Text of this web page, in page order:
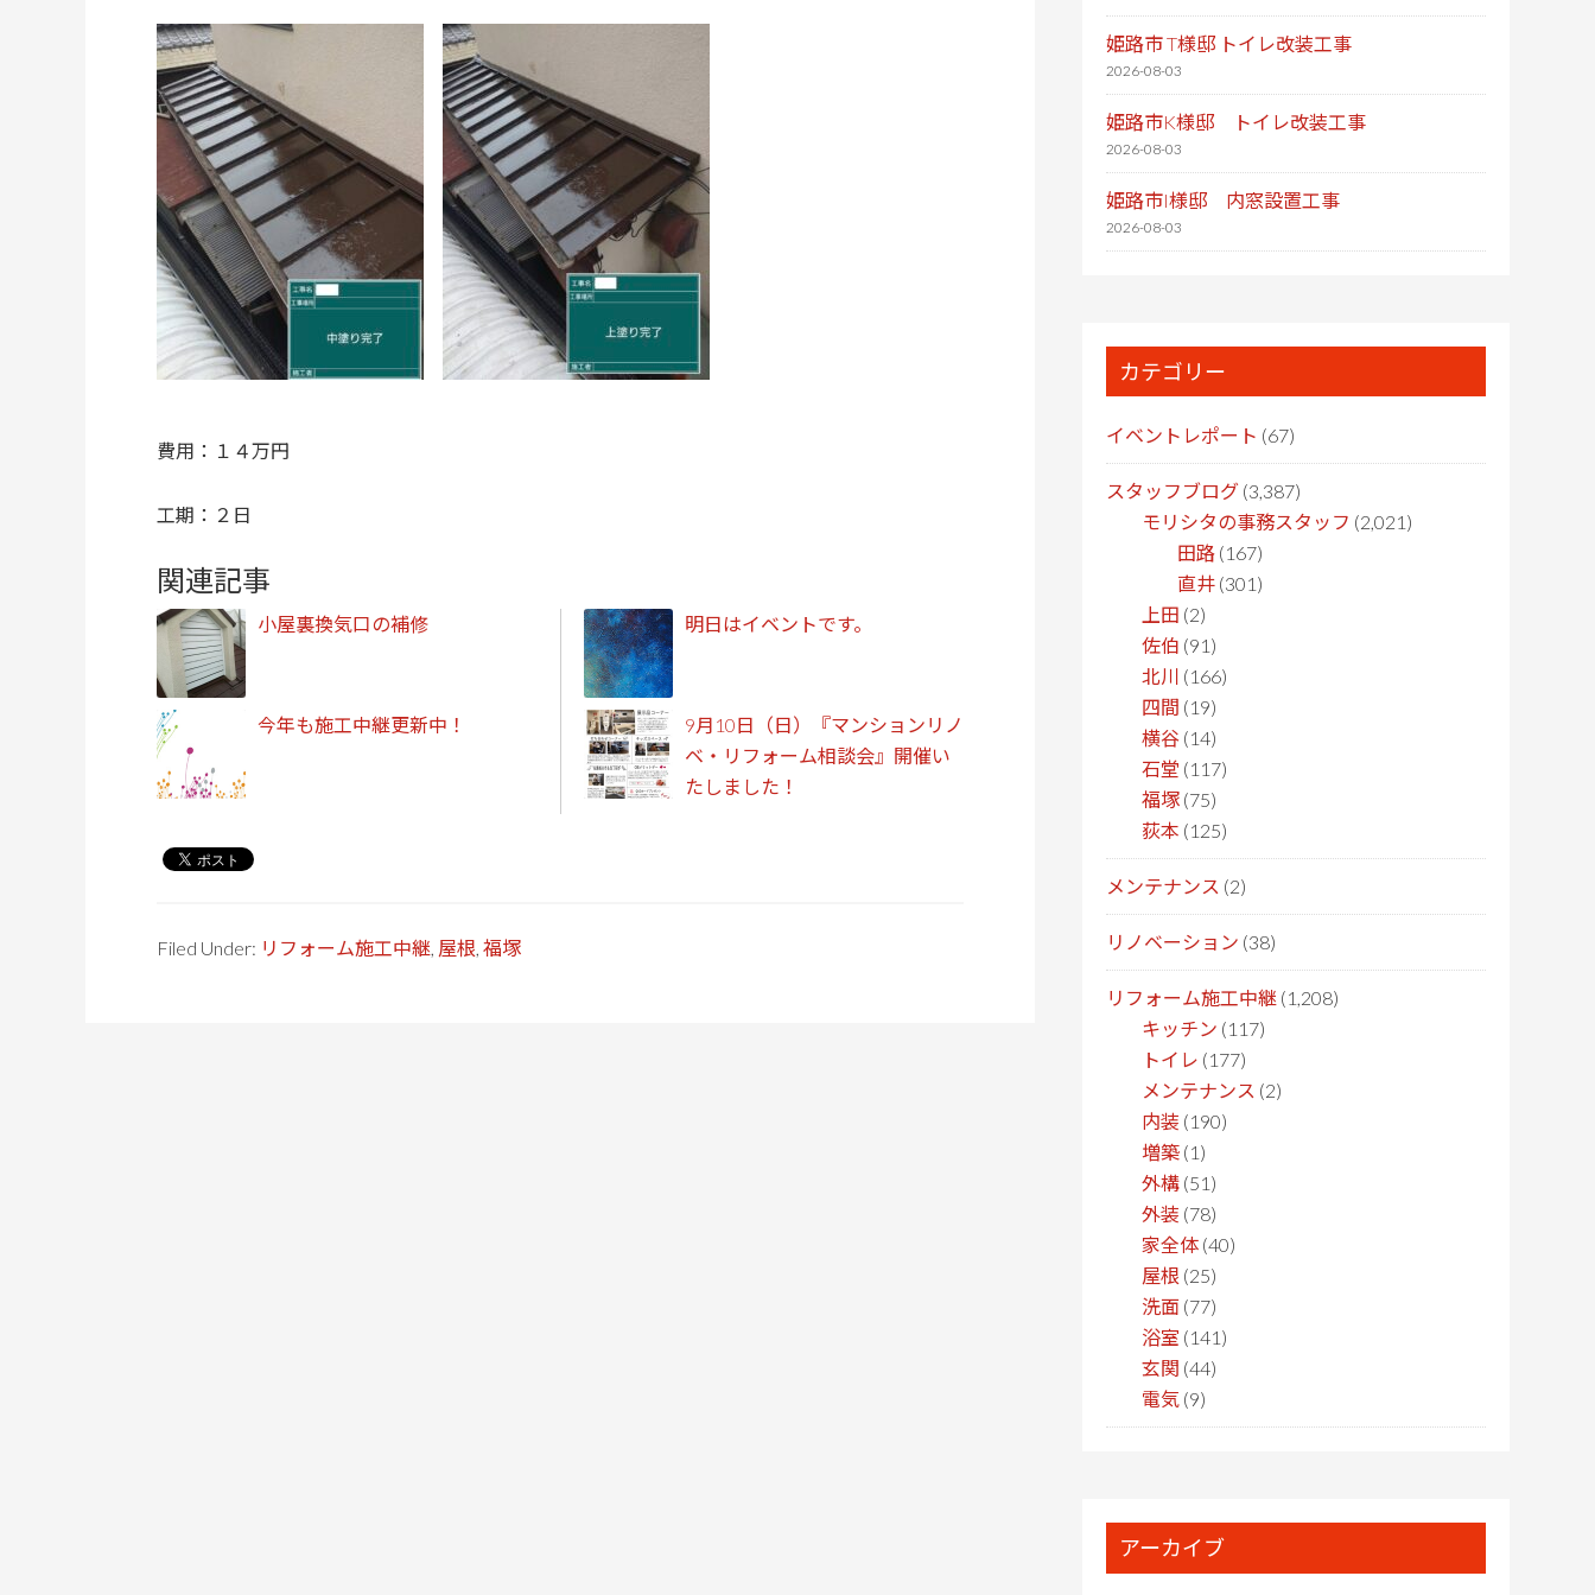
費用：１４万円
工期：２日
関連記事
小屋裏換気口の補修
今年も施工中継更新中！
明日はイベントです。
9月10日（日）『マンションリノ
ベ・リフォーム相談会』開催い
たしました！
Filed Under: リフォーム施工中継, 屋根, 福塚
姫路市 T様邸 トイレ改装工事
2026-08-03
姫路市K様邸 トイレ改装工事
2026-08-03
姫路市I様邸 内窓設置工事
2026-08-03
カテゴリー
イベントレポート (67)
スタッフブログ (3,387)
モリシタの事務スタッフ (2,021)
田路 (167)
直井 (301)
上田 (2)
佐伯 (91)
北川 (166)
四間 (19)
横谷 (14)
石堂 (117)
福塚 (75)
荻本 (125)
メンテナンス (2)
リノベーション (38)
リフォーム施工中継 (1,208)
キッチン (117)
トイレ (177)
メンテナンス (2)
内装 (190)
増築 (1)
外構 (51)
外装 (78)
家全体 (40)
屋根 (25)
洗面 (77)
浴室 (141)
玄関 (44)
電気 (9)
アーカイブ